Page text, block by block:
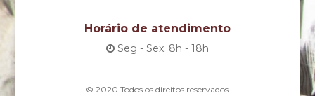
Horário de atendimento
Seg - Sex: 8h - 18h
© 2020 Todos os direitos reservados